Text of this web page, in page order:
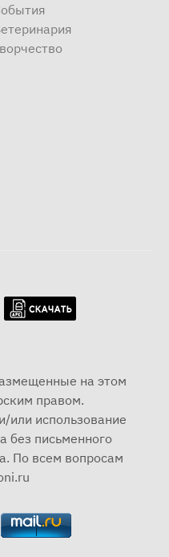
на этом
правом.
или использование
без письменного
По всем вопросам